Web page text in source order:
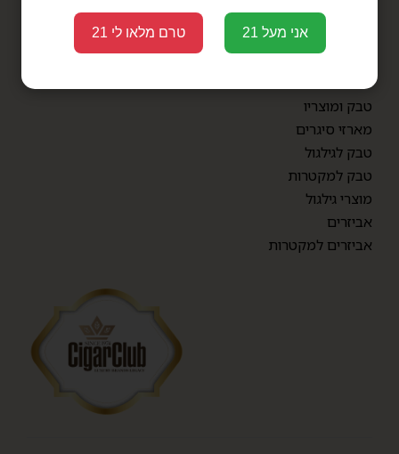
פרימיום TOP CIGARS
סיגרים בבנדלים
פרימיום בנדלים
סיגרלות
טבק ומוצריו
מארזי סיגרים
טבק לגילגול
טבק למקטרות
מוצרי גילגול
אביזרים
אביזרים למקטרות
אני מעל 21 טרם מלאו לי 21